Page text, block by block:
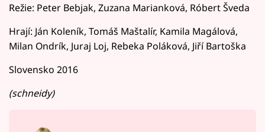
Režie: Peter Bebjak, Zuzana Marianková, Róbert Šveda
Hrají: Ján Koleník, Tomáš Maštalír, Kamila Magálová,
Milan Ondrík, Juraj Loj, Rebeka Poláková, Jiří Bartoška
Slovensko 2016
(schneidy)